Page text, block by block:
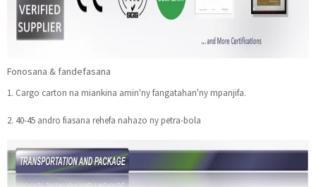
Fonosana & fandefasana
1. Cargo carton na miankina amin'ny fangatahan'ny mpanjifa.
2. 40-45 andro fiasana rehefa nahazo ny petra-bola